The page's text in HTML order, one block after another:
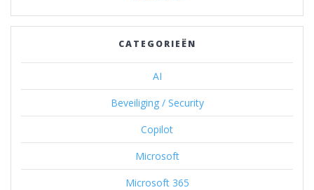
CATEGORIEËN
AI
Beveiliging / Security
Copilot
Microsoft
Microsoft 365